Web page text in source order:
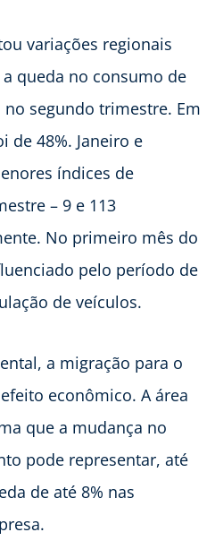
variações regionais
queda no consumo de
no segundo trimestre. Em
de 48%. Janeiro e
índices de
– 9 e 113
No primeiro mês do
pelo período de
de veículos.
a migração para o
econômico. A área
que a mudança no
pode representar, até
de até 8% nas